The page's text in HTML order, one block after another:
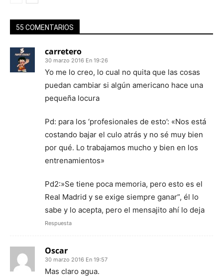
55 COMENTARIOS
carretero
30 marzo 2016 En 19:26
Yo me lo creo, lo cual no quita que las cosas
puedan cambiar si algún americano hace una
pequeña locura
Pd: para los ‘profesionales de esto’: «Nos está
costando bajar el culo atrás y no sé muy bien
por qué. Lo trabajamos mucho y bien en los
entrenamientos»
Pd2:»Se tiene poca memoria, pero esto es el
Real Madrid y se exige siempre ganar”, él lo
sabe y lo acepta, pero el mensajito ahí lo deja
Respuesta
Oscar
30 marzo 2016 En 19:57
Mas claro agua.